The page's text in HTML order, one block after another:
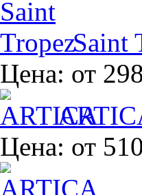
Saint
Цена: от
Цена: от